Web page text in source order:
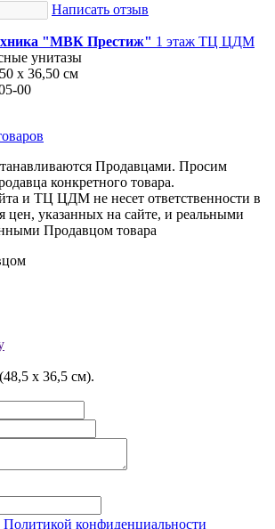
Написать отзыв
"МВК Престиж" 1 этаж ТЦ ЦДМ
унитазы
x 36,50 см
00
Продавцами. Просим
конкретного товара.
и ТЦ ЦДМ не несет ответственности в
цен, указанных на сайте, и реальными
Продавцом товара
x 36,5 см).
Политикой конфиденциальности